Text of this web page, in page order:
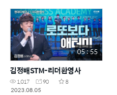
05 : 55
김정배STM-리더환영사
1,017 90
8
2023.08.05